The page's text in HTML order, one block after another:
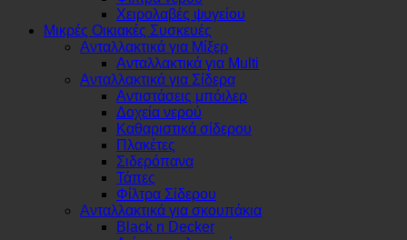
Χειρολαβές ψυγείου
Μικρές Οικιακές Συσκευές
Ανταλλακτικά για Μίξερ
Ανταλλακτικά για Multi
Ανταλλακτικά για Σίδερα
Αντιστάσεις μπόιλερ
Δοχεία νερού
Καθαριστικά σίδερου
Πλακέτες
Σιδερόπανα
Τάπες
Φίλτρα Σίδερου
Ανταλλακτικά για σκουπάκια
Black n Decker